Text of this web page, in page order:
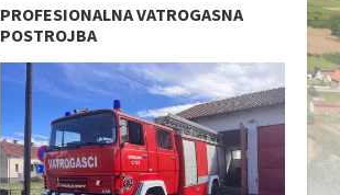
PROFESIONALNA VATROGASNA
POSTROJBA